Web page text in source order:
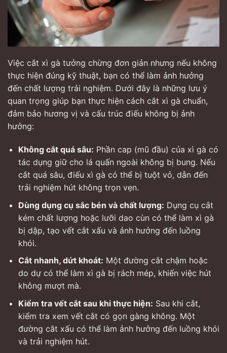
Việc cắt xì gà tưởng chừng đơn giản nhưng nếu không
thực hiện đúng kỹ thuật, bạn có thể làm ảnh hưởng
đến chất lượng trải nghiệm. Dưới đây là những lưu ý
quan trọng giúp bạn thực hiện cách cắt xì gà chuẩn,
đảm bảo hương vị và cấu trúc điếu không bị ảnh
hưởng:
Không cắt quá sâu: Phần cap (mũ đầu) của xì gà có
tác dụng giữ cho lá quấn ngoài không bị bung. Nếu
cắt quá sâu, điếu xì gà có thể bị tuột vỏ, dẫn đến
trải nghiệm hút không trọn vẹn.
Dùng dụng cụ sắc bén và chất lượng: Dụng cụ cắt
kém chất lượng hoặc lưỡi dao cùn có thể làm xì gà
bị dập, tạo vết cắt xấu và ảnh hưởng đến luồng
khói.
Cắt nhanh, dứt khoát: Một đường cắt chậm hoặc
do dự có thể làm xì gà bị rách mép, khiến việc hút
không mượt mà.
Kiểm tra vết cắt sau khi thực hiện: Sau khi cắt,
kiểm tra xem vết cắt có gọn gàng không. Một
đường cắt xấu có thể làm ảnh hưởng đến luồng khói
và trải nghiệm hút.